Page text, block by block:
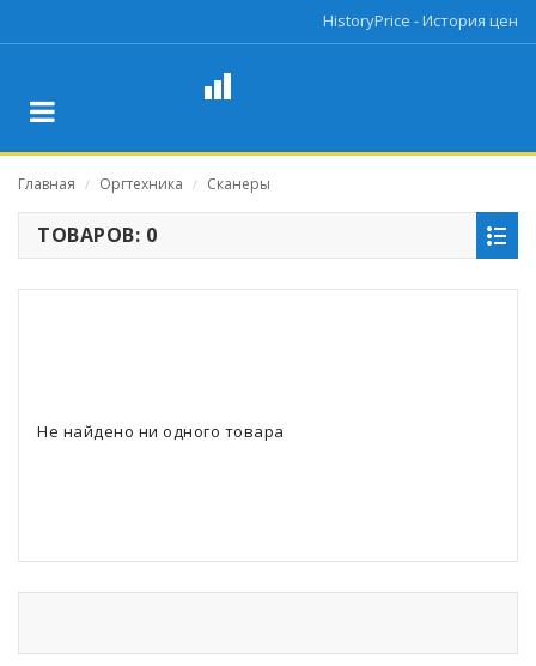
HistoryPrice - История цен
Главная / Оргтехника / Сканеры
ТОВАРОВ: 0
Не найдено ни одного товара